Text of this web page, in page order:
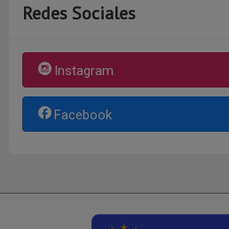
Redes Sociales
Instagram
Facebook